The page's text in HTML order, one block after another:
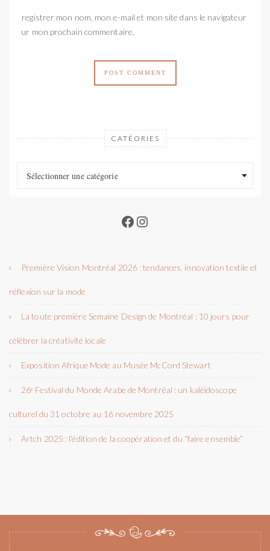
Enregistrer mon nom, mon e-mail et mon site dans le navigateur
pour mon prochain commentaire.
CATÉORIES
Sélectionner une catégorie
Facebook
Instagram
Première Vision Montréal 2026 : tendances, innovation textile et
réflexion sur la mode
La toute première Semaine Design de Montréal : 10 jours pour
célébrer la créativité locale
Exposition Afrique Mode au Musée McCord Stewart
26ᵉ Festival du Monde Arabe de Montréal : un kaléidoscope
culturel du 31 octobre au 16 novembre 2025
Artch 2025 : l’édition de la coopération et du “faire ensemble”